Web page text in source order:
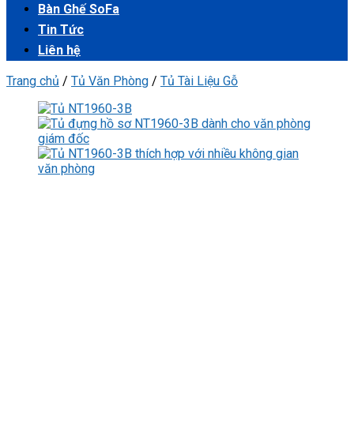
Bàn Ghế SoFa
Tin Tức
Liên hệ
Trang chủ / Tủ Văn Phòng / Tủ Tài Liệu Gỗ